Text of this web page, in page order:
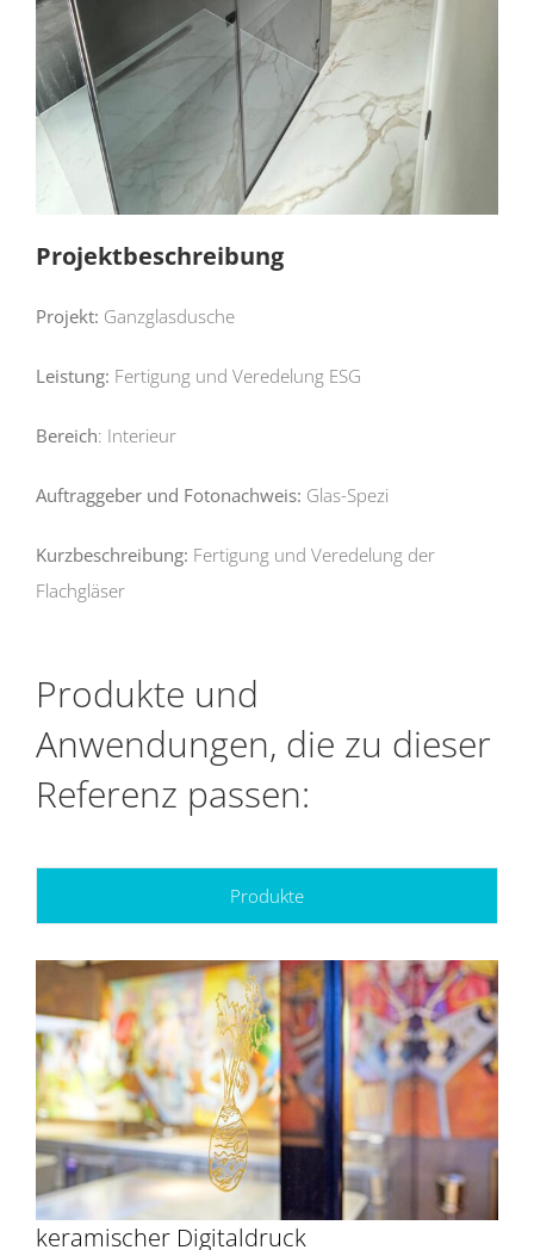
Projektbeschreibung
Projekt: Ganzglasdusche
Leistung: Fertigung und Veredelung ESG
Bereich: Interieur
Auftraggeber und Fotonachweis: Glas-Spezi
Kurzbeschreibung: Fertigung und Veredelung der
Flachgläser
Produkte und
Anwendungen, die zu dieser
Referenz passen:
Produkte
keramischer Digitaldruck